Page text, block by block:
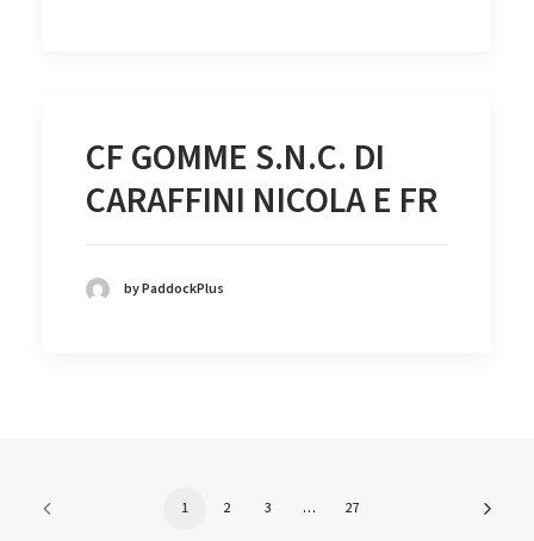
CF GOMME S.N.C. DI
CARAFFINI NICOLA E FR
by PaddockPlus
1 2 3 … 27